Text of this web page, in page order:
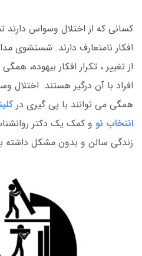
کسانی که از اختلال وسواس دارند
افکار نامتعارف دارند. شستشوی
از تغییر ، تکرار افکار بیهوده،
افراد با آن درگیر هستند.
همگی می توانند با پی گیری در
انتخاب نو و کمک یک دکتر
زندگی سالن و بدون مشکل داشته